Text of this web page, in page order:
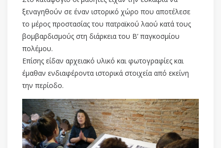
ξεναγηθούν σε έναν ιστορικό χώρο που αποτέλεσε
το μέρος προστασίας του πατραϊκού λαού κατά τους
βομβαρδισμούς στη διάρκεια του Β’ παγκοσμίου
πολέμου.
Επίσης είδαν αρχειακό υλικό και φωτογραφίες και
έμαθαν ενδιαφέροντα ιστορικά στοιχεία από εκείνη
την περίοδο.